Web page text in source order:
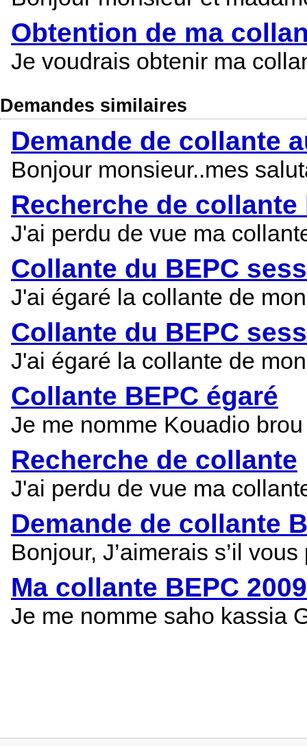
Obtention de ma
Je voudrais obtenir ma
Demandes similaires
Demande de collante
Bonjour monsieur..mes
Recherche de
J'ai perdu de vue ma
Collante du BEPC
J'ai égaré la collante de
Collante du BEPC
J'ai égaré la collante de
Collante BEPC égaré
Je me nomme Kouadio
Recherche de collante
J'ai perdu de vue ma
Demande de collante
Bonjour, J’aimerais s’il
Ma collante BEPC
Je me nomme saho kassia